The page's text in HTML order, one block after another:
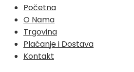
Skip
content
Početna
O Nama
Trgovina
Plaćanje i Dostava
Kontakt